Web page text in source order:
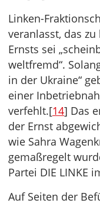
Linken-
veranlasst, das
Ernsts sei
weltfremd“.
in der Ukraine“
einer
verfehlt.[14] Das
der Ernst
wie Sahra
gemaßregelt
Partei DIE LINKE
Auf Seiten der